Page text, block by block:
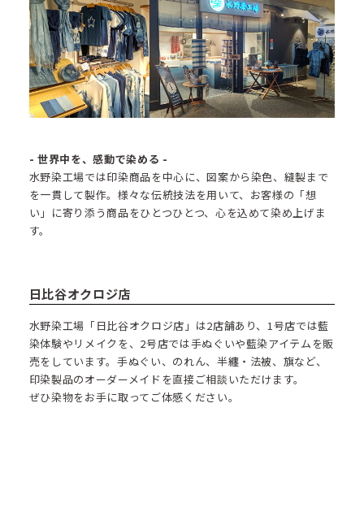
- 世界中を、感動で染める -
水野染工場では印染商品を中心に、図案から染色、縫製まで
を一貫して製作。様々な伝統技法を用いて、お客様の「想
い」に寄り添う商品をひとつひとつ、心を込めて染め上げま
す。
日比谷オクロジ店
水野染工場「日比谷オクロジ店」は2店舗あり、1号店では藍
染体験やリメイクを、2号店では手ぬぐいや藍染アイテムを販
売をしています。手ぬぐい、のれん、半纏・法被、旗など、
印染製品のオーダーメイドを直接ご相談いただけます。
ぜひ染物をお手に取ってご体感ください。